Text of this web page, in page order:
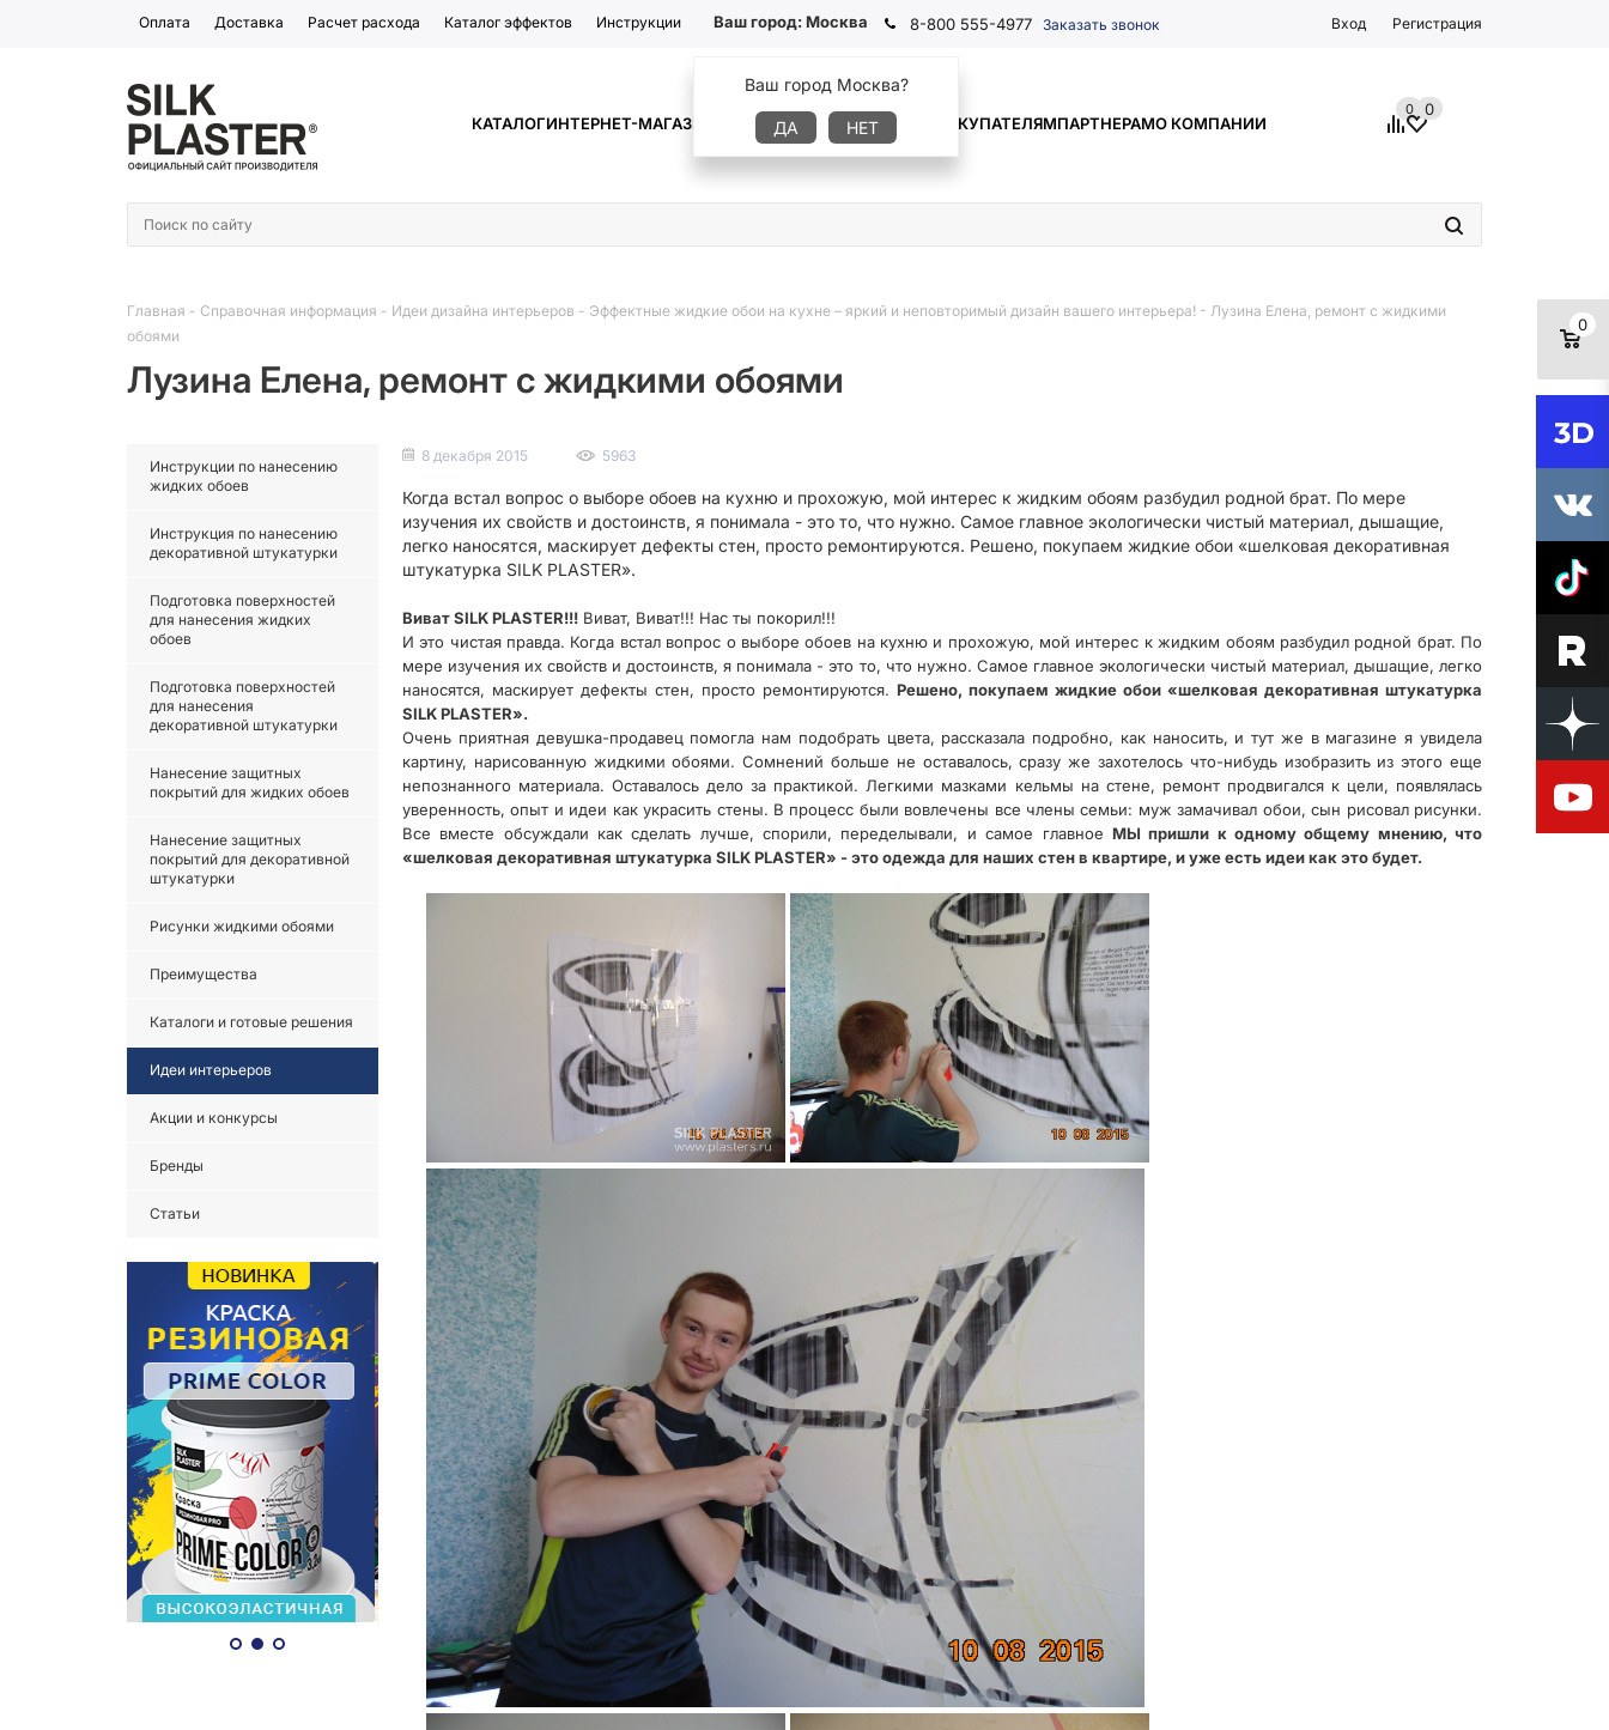
Оплата Доставка Расчет расхода Каталог эффектов Инструкции Ваш город:Москва
Ваш город Москва?
ДА НЕТ
8-800 555-4977 Заказать звонок Вход Регистрация
КАТАЛОГИНТЕРНЕТ-МАГАЗИН ГДЕ КУПИТЬ ИНФОРМАЦИЯ ПОКУПАТЕЛЯМПАРТНЕРАМО КОМПАНИИ
0 0
0
Главная - Справочная информация - Идеи дизайна интерьеров - Эффектные жидкие обои на кухне – яркий и неповторимый дизайн вашего интерьера! - Лузина Елена, ремонт с жидкими
обоями
Лузина Елена, ремонт с жидкими обоями
Инструкции по нанесению
жидких обоев
Инструкция по нанесению
декоративной штукатурки
Подготовка поверхностей
для нанесения жидких
обоев
Подготовка поверхностей
для нанесения
декоративной штукатурки
Нанесение защитных
покрытий для жидких обоев
Нанесение защитных
покрытий для декоративной
штукатурки
Рисунки жидкими обоями
Преимущества
Каталоги и готовые решения
Идеи интерьеров
Акции и конкурсы
Бренды
Статьи
8 декабря 2015 5963
Когда встал вопрос о выборе обоев на кухню и прохожую, мой интерес к жидким обоям разбудил родной брат. По мере
изучения их свойств и достоинств, я понимала - это то, что нужно. Самое главное экологически чистый материал, дышащие,
легко наносятся, маскирует дефекты стен, просто ремонтируются. Решено, покупаем жидкие обои «шелковая декоративная
штукатурка SILK PLASTER».
Виват SILK PLASTER!!! Виват, Виват!!! Нас ты покорил!!!
И это чистая правда. Когда встал вопрос о выборе обоев на кухню и прохожую, мой интерес к жидким обоям разбудил родной брат. По
мере изучения их свойств и достоинств, я понимала - это то, что нужно. Самое главное экологически чистый материал, дышащие, легко
наносятся, маскирует дефекты стен, просто ремонтируются. Решено, покупаем жидкие обои «шелковая декоративная штукатурка
SILK PLASTER».
Очень приятная девушка-продавец помогла нам подобрать цвета, рассказала подробно, как наносить, и тут же в магазине я увидела
картину, нарисованную жидкими обоями. Сомнений больше не оставалось, сразу же захотелось что-нибудь изобразить из этого еще
непознанного материала. Оставалось дело за практикой. Легкими мазками кельмы на стене, ремонт продвигался к цели, появлялась
уверенность, опыт и идеи как украсить стены. В процесс были вовлечены все члены семьи: муж замачивал обои, сын рисовал рисунки.
Все вместе обсуждали как сделать лучше, спорили, переделывали, и самое главное МЫ пришли к одному общему мнению, что
«шелковая декоративная штукатурка SILK PLASTER» - это одежда для наших стен в квартире, и уже есть идеи как это будет.